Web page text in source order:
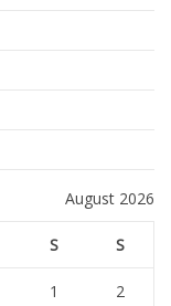
August 2026
S S
1 2